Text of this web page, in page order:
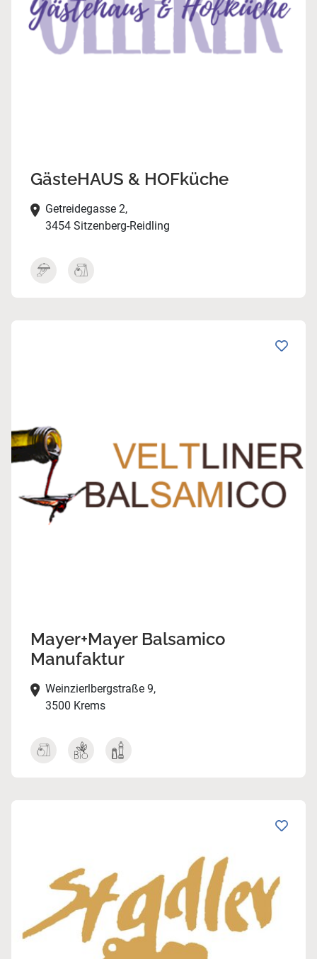
GästeHAUS & HOFküche
Getreidegasse 2,
3454 Sitzenberg-Reidling
Mayer+Mayer Balsamico
Manufaktur
Weinzierlbergstraße 9,
3500 Krems